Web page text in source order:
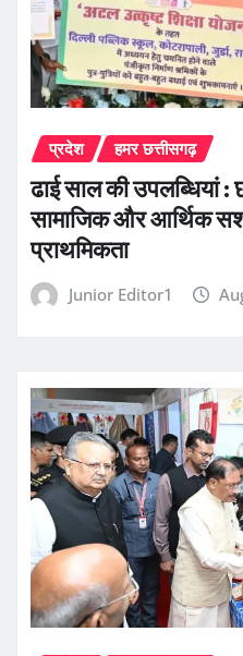
प्रदेश हमर छत्तीसगढ़
ढाई साल की उपलब्धियां
सामाजिक और आर्थिक
प्राथमिकता
Junior Editor1